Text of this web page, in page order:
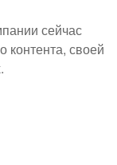
сейчас
контента, своей